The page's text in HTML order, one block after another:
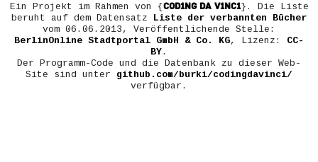
Ein Projekt im Rahmen von {COD1NG DA V1NC1}. Die Liste
beruht auf dem Datensatz Liste der verbannten Bücher
vom 06.06.2013, Veröffentlichende Stelle:
BerlinOnline Stadtportal GmbH & Co. KG, Lizenz: CC-
BY.
Der Programm-Code und die Datenbank zu dieser Web-
Site sind unter github.com/burki/codingdavinci/
verfügbar.